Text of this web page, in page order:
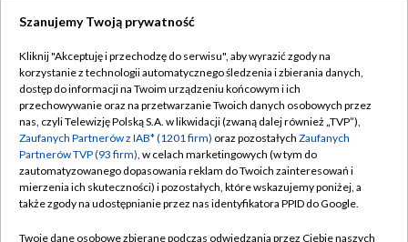
TVP
Abonament TVP
Emisja w TVP
Centrum informacji TVP
Naziemna Telewizja Cyfrowa
Regulamin TVP
Polityka prywatności
Moje zgody
Pomoc
Szanujemy Twoją prywatność
Kliknij "Akceptuję i przechodzę do serwisu", aby wyrazić zgody na
korzystanie z technologii automatycznego śledzenia i zbierania danych,
dostęp do informacji na Twoim urządzeniu końcowym i ich
przechowywanie oraz na przetwarzanie Twoich danych osobowych przez
nas, czyli Telewizję Polską S.A. w likwidacji (zwaną dalej również „TVP”),
Zaufanych Partnerów z IAB* (1201 firm) oraz pozostałych Zaufanych
Partnerów TVP (93 firm), w celach marketingowych (w tym do
zautomatyzowanego dopasowania reklam do Twoich zainteresowań i
mierzenia ich skuteczności) i pozostałych, które wskazujemy poniżej, a
także zgody na udostępnianie przez nas identyfikatora PPID do Google.
Twoje dane osobowe zbierane podczas odwiedzania przez Ciebie naszych